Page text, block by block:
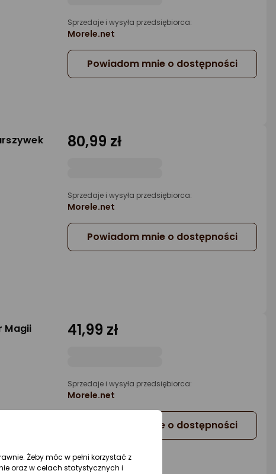
Sprzedaje i wysyła przedsiębiorca:
Morele.net
Powiadom mnie o dostępności
80,99 zł
Sprzedaje i wysyła przedsiębiorca:
Morele.net
Powiadom mnie o dostępności
Magii 41,99 zł
Sprzedaje i wysyła przedsiębiorca:
Morele.net
Powiadom mnie o dostępności
Żeby móc w pełni korzystać z
oraz w celach statystycznych i